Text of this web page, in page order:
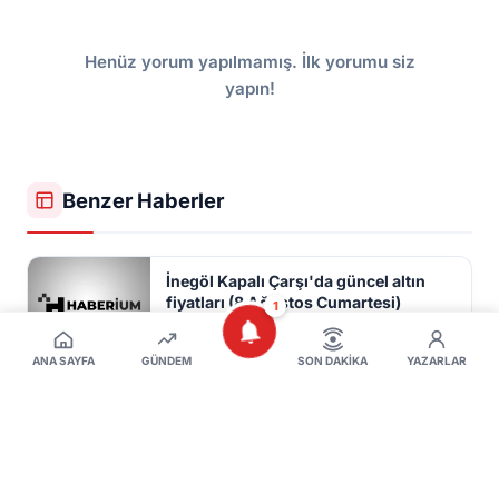
ANA SAYFA GÜNDEM
1
SON DAKIKA YAZARLAR
Henüz yorum yapılmamış. İlk yorumu siz
yapın!
Benzer Haberler
İnegöl Kapalı Çarşı'da güncel altın
fiyatları (8 Ağustos Cumartesi)
8 Ağustos 2026